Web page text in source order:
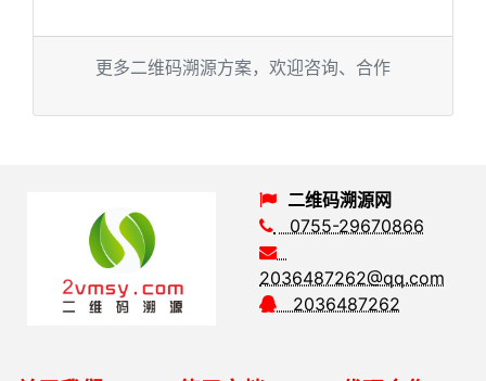
更多二维码溯源方案，欢迎咨询、合作
二维码溯源网
0755-29670866
2036487262@qq.com
2036487262